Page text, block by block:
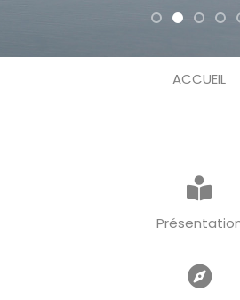
ACCUEIL